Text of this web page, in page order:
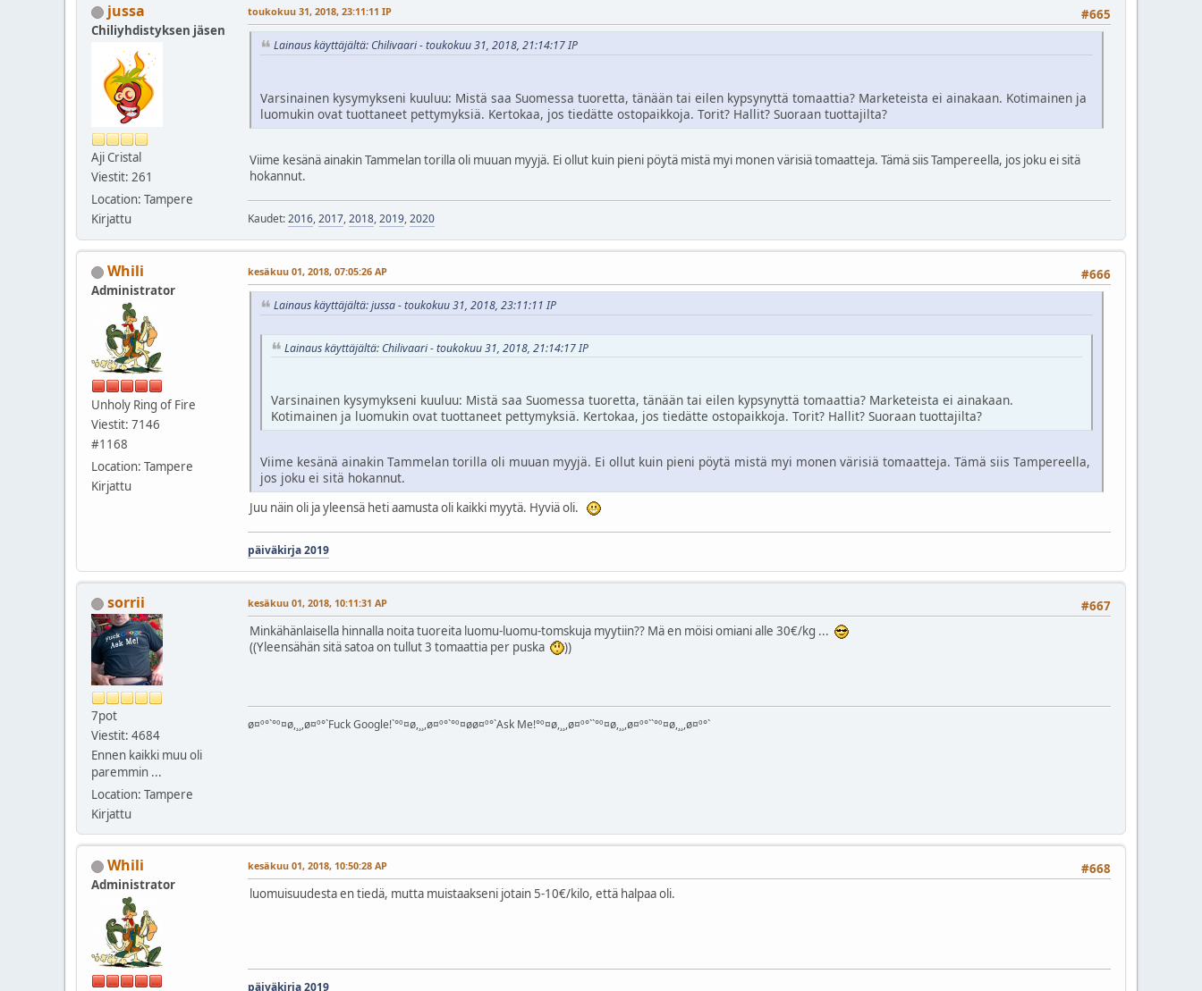
jussa
Chiliyhdistyksen jäsen
Aji Cristal
Viestit: 261
Location: Tampere
Kirjattu
#665
toukokuu 31, 2018, 23:11:11 IP
Lainaus käyttäjältä: Chilivaari - toukokuu 31, 2018, 21:14:17 IP
Varsinainen kysymykseni kuuluu: Mistä saa Suomessa tuoretta, tänään tai eilen kypsynyttä tomaattia? Marketeista ei ainakaan. Kotimainen ja
luomukin ovat tuottaneet pettymyksiä. Kertokaa, jos tiedätte ostopaikkoja. Torit? Hallit? Suoraan tuottajilta?
Viime kesänä ainakin Tammelan torilla oli muuan myyjä. Ei ollut kuin pieni pöytä mistä myi monen värisiä tomaatteja. Tämä siis Tampereella, jos joku ei sitä
hokannut.
Kaudet:2016,2017,2018,2019,2020
Whili
Administrator
Unholy Ring of Fire
Viestit: 7146
#1168
Location: Tampere
Kirjattu
#666
kesäkuu 01, 2018, 07:05:26 AP
Lainaus käyttäjältä: jussa - toukokuu 31, 2018, 23:11:11 IP
Lainaus käyttäjältä: Chilivaari - toukokuu 31, 2018, 21:14:17 IP
Varsinainen kysymykseni kuuluu: Mistä saa Suomessa tuoretta, tänään tai eilen kypsynyttä tomaattia? Marketeista ei ainakaan.
Kotimainen ja luomukin ovat tuottaneet pettymyksiä. Kertokaa, jos tiedätte ostopaikkoja. Torit? Hallit? Suoraan tuottajilta?
Viime kesänä ainakin Tammelan torilla oli muuan myyjä. Ei ollut kuin pieni pöytä mistä myi monen värisiä tomaatteja. Tämä siis Tampereella,
jos joku ei sitä hokannut.
Juu näin oli ja yleensä heti aamusta oli kaikki myytä. Hyviä oli.
päiväkirja 2019
sorrii
7pot
Viestit: 4684
Ennen kaikki muu oli
paremmin ...
Location: Tampere
Kirjattu
#667
kesäkuu 01, 2018, 10:11:31 AP
Minkähänlaisella hinnalla noita tuoreita luomu-luomu-tomskuja myytiin?? Mä en möisi omiani alle 30€/kg ...
((Yleensähän sitä satoa on tullut 3 tomaattia per puska
))
ø¤º°`°º¤ø,¸¸,ø¤º°`Fuck Google!`°º¤ø,¸¸,ø¤º°`°º¤øø¤º°`Ask Me!°º¤ø,¸¸,ø¤º°``°º¤ø,¸¸,ø¤º°``°º¤ø,¸¸,ø¤º°`
Whili
Administrator
#668
kesäkuu 01, 2018, 10:50:28 AP
luomuisuudesta en tiedä, mutta muistaakseni jotain 5-10€/kilo, että halpaa oli.
päiväkirja 2019